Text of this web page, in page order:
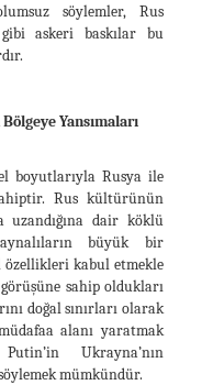
söylemler, Rus
askeri baskılar bu
Yansımaları
boyutlarıyla Rusya ile
Rus kültürünün
uzandığına dair köklü
büyük bir
kabul etmekle
sahip oldukları
doğal sınırları olarak
alanı yaratmak
Ukrayna’nın
mümkündür.